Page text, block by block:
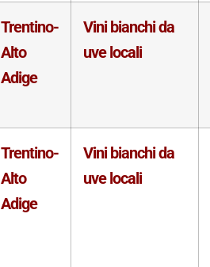
Trentino-
Alto
Adige
Vini bianchi da
uve locali
Trentino-
Alto
Adige
Vini bianchi da
uve locali